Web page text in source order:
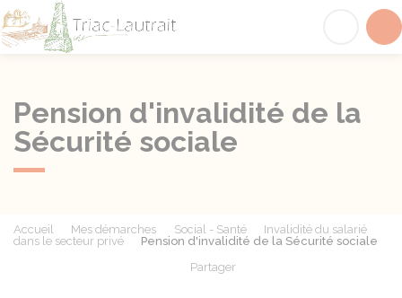
Pension d'invalidité de la
Sécurité sociale
Accueil Mes démarches Social - Santé
Invalidité du salarié
dans le secteur privé
Pension d'invalidité de la Sécurité sociale
Partager